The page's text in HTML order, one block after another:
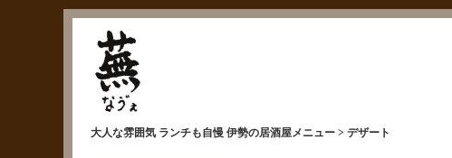
大人な雰囲気 ランチも自慢 伊勢の居酒屋メニュー > デザート